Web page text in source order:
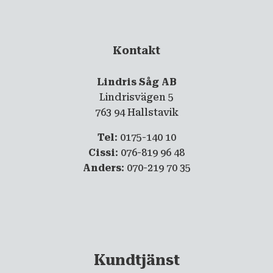
Kontakt
Lindris Såg AB
Lindrisvägen 5
763 94 Hallstavik
Tel: 0175-140 10
Cissi: 076-819 96 48
Anders: 070-219 70 35
Kundtjänst